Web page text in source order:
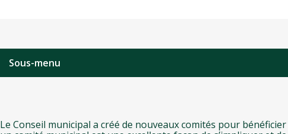
Sous-menu
Le Conseil municipal a créé de nouveaux comités pour